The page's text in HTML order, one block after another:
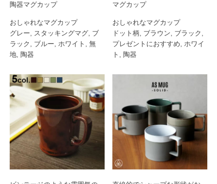
陶器マグカップ
おしゃれなマグカップ
グレー, スタッキングマグ, ブ
ラック, ブルー, ホワイト , 無
地, 陶器
マグカップ
おしゃれなマグカップ
ドット柄, ブラウン, ブラック,
プレゼントにおすすめ,ホワイ
ト , 陶器